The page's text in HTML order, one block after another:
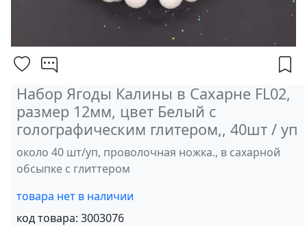
Набор Ягоды Калины в Сахарне FL02,
размер 12мм, цвет Белый с
голографическим глитером,, 40шт / уп
около 40 шт/уп, проволочная ножка., в сахарной
обсыпке с глиттером
товара нет в наличии
код товара: 3003076